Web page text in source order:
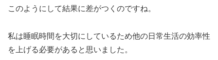
このようにして結果に差がつくのですね。
私は睡眠時間を大切にしているため他の日常生活の効率性
を上げる必要があると思いました。